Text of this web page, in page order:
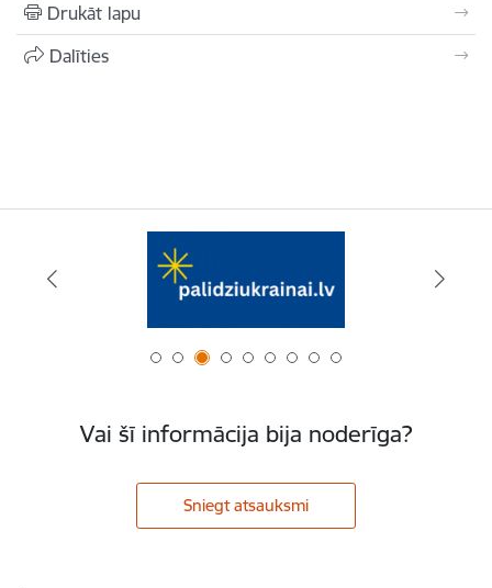
Drukāt lapu
Dalīties
Vai šī informācija bija noderīga?
Sniegt atsauksmi